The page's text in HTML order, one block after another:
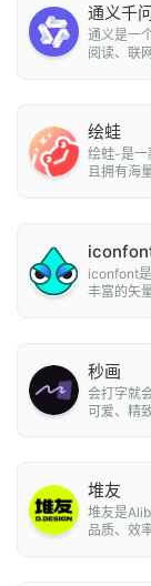
通义千
通义是一
阅读、联
绘蛙
绘蛙-是一
且拥有海
iconfont
丰富的矢
秒画
会打字就
可爱、精
堆友
堆友是
品质、效